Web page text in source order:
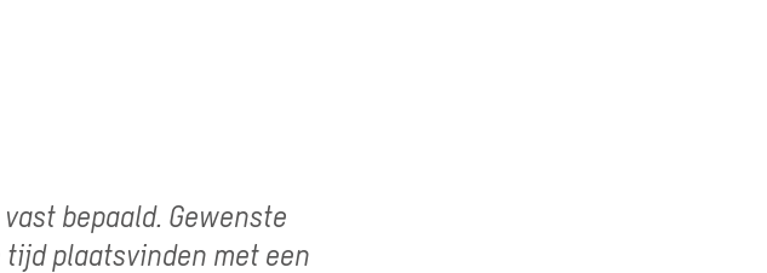
bepaald. Gewenste
plaatsvinden met een